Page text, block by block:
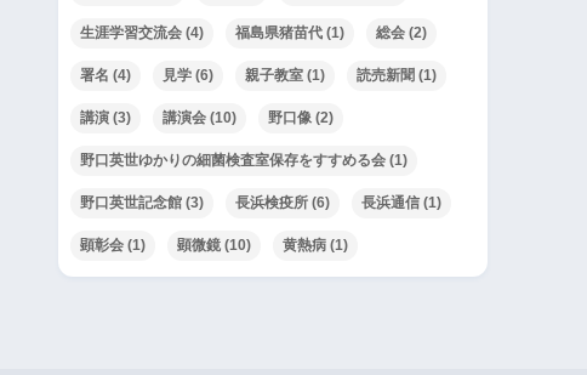
生涯学習交流会 (4) 福島県猪苗代 (1) 総会 (2)
署名 (4) 見学 (6) 親子教室 (1) 読売新聞 (1)
講演 (3) 講演会 (10) 野口像 (2)
野口英世ゆかりの細菌検査室保存をすすめる会 (1)
野口英世記念館 (3) 長浜検疫所 (6) 長浜通信 (1)
顕彰会 (1) 顕微鏡 (10) 黄熱病 (1)